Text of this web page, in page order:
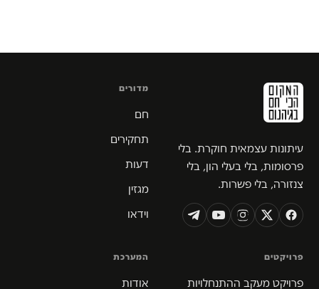
עיתונות עצמאית חוקרת. בלי
פרסומות, בלי בעלי הון, בלי
צנזורה, בלי פשרות.
מדורים
חם
תחקירים
דעות
מגזין
וידאו
פרויקטים
פרויקט מעקב ההתנחלויות
המערכת
אודות